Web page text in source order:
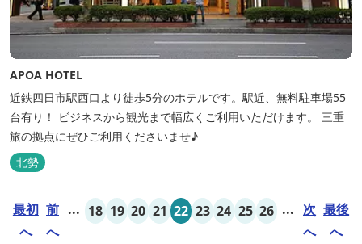
APOA HOTEL
近鉄四日市駅西口より徒歩5分のホテルです。駅近、無料駐車場55
台有り！ ビジネスから観光まで幅広くご利用いただけます。 三重
旅の拠点にぜひご利用くださいませ♪
北勢
最初
へ
前
へ
... 18 19 20 21 22 23 24 25 26 ... 次
へ
最後
へ